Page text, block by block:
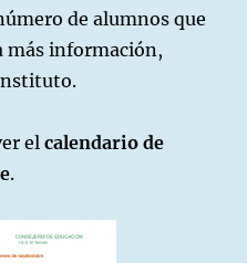
de alumnos que
más información,
elcalendario de
.